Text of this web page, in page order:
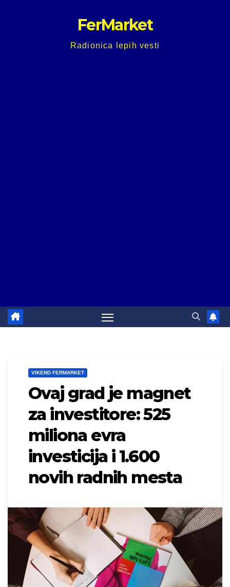
FerMarket
Radionica lepih vesti
VIKEND FERMARKET
Ovaj grad je magnet
za investitore: 525
miliona evra
investicija i 1.600
novih radnih mesta